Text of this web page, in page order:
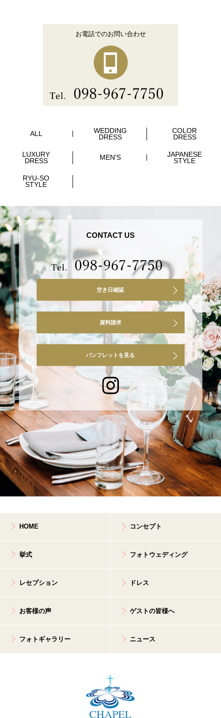
お電話でのお問い合わせ
ALL
WEDDING
DRESS
COLOR
DRESS
LUXURY
DRESS
MEN'S
JAPANESE
STYLE
RYU-SO
STYLE
CONTACT US
空き日確認
資料請求
パンフレットを見る
HOME コンセプト
挙式 フォトウェディング
レセプション ドレス
お客様の声 ゲストの皆様へ
フォトギャラリー ニュース